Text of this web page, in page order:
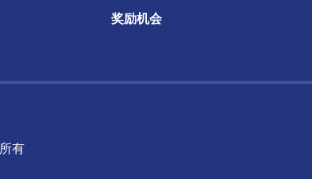
奖励机会
有